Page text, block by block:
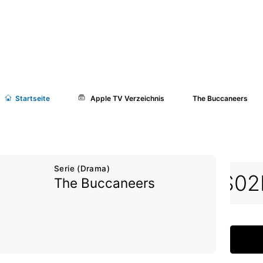
Startseite Apple TV Verzeichnis The Buccaneers
Serie (Drama)
The Buccaneers
S02E06 S02E07